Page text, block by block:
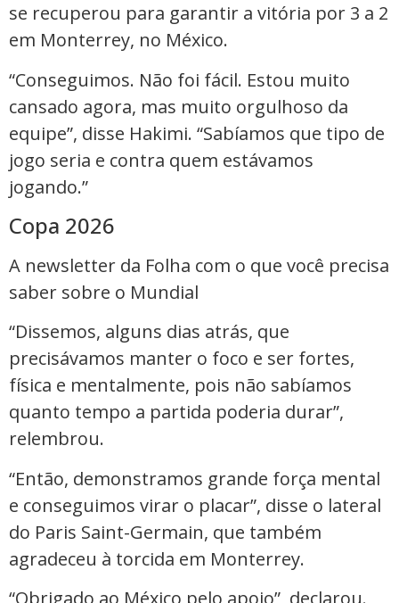
se recuperou para garantir a vitória por 3 a 2
em Monterrey, no México.
“Conseguimos. Não foi fácil. Estou muito
cansado agora, mas muito orgulhoso da
equipe”, disse Hakimi. “Sabíamos que tipo de
jogo seria e contra quem estávamos
jogando.”
Copa 2026
A newsletter da Folha com o que você precisa
saber sobre o Mundial
“Dissemos, alguns dias atrás, que
precisávamos manter o foco e ser fortes,
física e mentalmente, pois não sabíamos
quanto tempo a partida poderia durar”,
relembrou.
“Então, demonstramos grande força mental
e conseguimos virar o placar”, disse o lateral
do Paris Saint-Germain, que também
agradeceu à torcida em Monterrey.